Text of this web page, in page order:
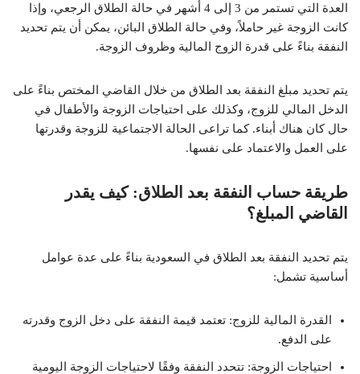
العدة التي تستمر من 3 إلى 4 أشهر في حالة الطلاق الرجعي، وإذا
كانت الزوجة غير حاملاً، وفي حالة الطلاق البائن، يمكن أن يتم تحديد
النفقة بناءً على قدرة الزوج المالية وظروف الزوجة.
يتم تحديد مبلغ النفقة بعد الطلاق من خلال القاضي المختص بناءً على
الدخل المالي للزوج، وكذلك على احتياجات الزوجة والأطفال في
حال كان هناك أبناء. كما تراعى الحالة الاجتماعية للزوجة وقدرتها
على العمل والاعتماد على نفسها.
طريقة حساب النفقة بعد الطلاق: كيف يقدر
القاضي المبلغ؟
يتم تحديد النفقة بعد الطلاق في السعودية بناءً على عدة عوامل
أساسية تشمل:
القدرة المالية للزوج: تعتمد قيمة النفقة على دخل الزوج وقدرته
على الدفع.
احتياجات الزوجة: تتحدد النفقة وفقًا لاحتياجات الزوجة اليومية